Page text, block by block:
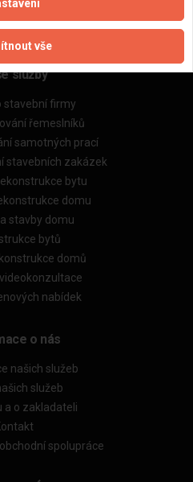
tabulky online
služby
stavební firmy
řemeslníků
samotných prací
stavebních zakázek
bytu
domu
stavby domu
bytů
domů
nabídek
o nás
našich služeb
služeb
a o zakladateli
spolupráce
vše